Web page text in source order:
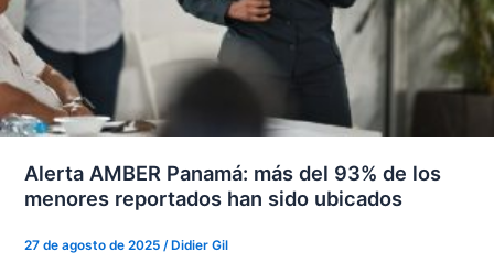
Alerta AMBER Panamá: más del 93% de los
menores reportados han sido ubicados
27 de agosto de 2025 / Didier Gil